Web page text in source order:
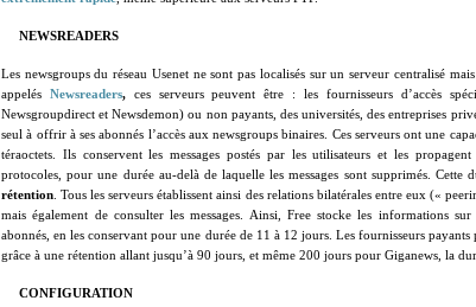
NEWSREADERS
Les newsgroups du réseau Usenet ne sont pas localisés sur un serveur centralisé
appelés Newsreaders, ces serveurs peuvent être :
les fournisseurs d’accès
Newsgroupdirect etNewsdemon) ou non payants, des universités, des entreprises
seul à offrir à ses abonnés l’accès aux newsgroups binaires. Ces serveurs ont une
téraoctets. Ils conservent les messages postés par les utilisateurs et les
protocoles, pour une durée au-delà de laquelle les messages sont supprimés. Cette
rétention . Tous les serveurs établissent ainsi des relations bilatérales entre eux («
mais également de consulter les messages.
Ainsi, Free stocke les informations
abonnés, en les conservant pour une durée de 11 à 12 jours. Les fournisseurs
grâce à une rétention allant jusqu’à 90 jours, et même 200 jours pour Giganews, la
CONFIGURATION